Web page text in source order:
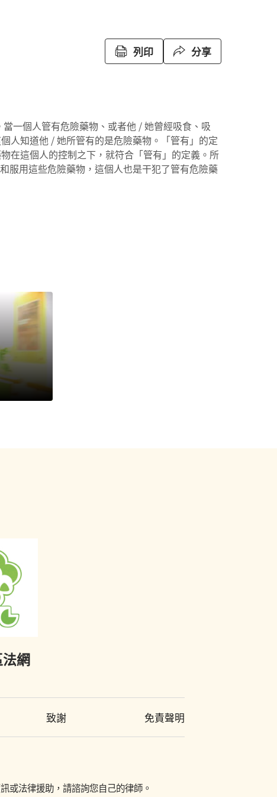
列印 分享
當一個人管有危險藥物、或者他 / 她曾經吸食、吸
人知道他 / 她所管有的是危險藥物。「管有」的定
在這個人的控制之下，就符合「管有」的定義。所
服用這些危險藥物，這個人也是干犯了管有危險藥
網
致謝 免責聲明
或法律援助，請諮詢您自己的律師。